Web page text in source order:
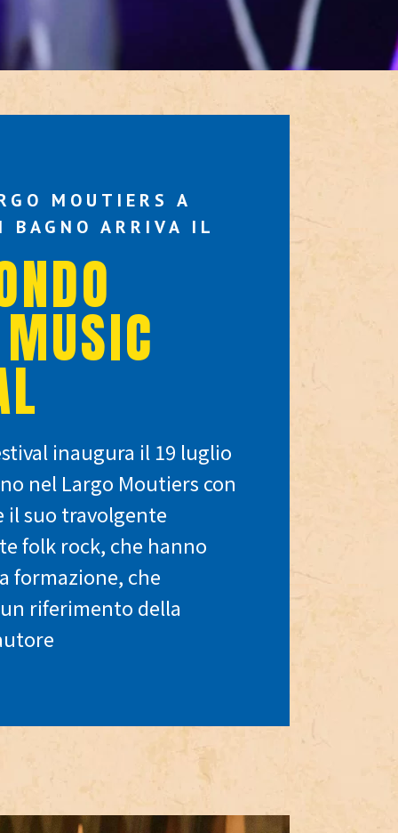
MOUTIERS A
BAGNO ARRIVA IL
inaugura il 19 luglio
nel Largo Moutiers con
il suo travolgente
folk rock, che hanno
formazione, che
riferimento della